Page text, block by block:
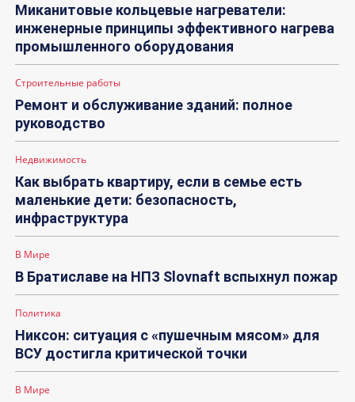
Миканитовые кольцевые нагреватели:
инженерные принципы эффективного нагрева
промышленного оборудования
Строительные работы
Ремонт и обслуживание зданий: полное
руководство
Недвижимость
Как выбрать квартиру, если в семье есть
маленькие дети: безопасность,
инфраструктура
В Мире
В Братиславе на НПЗ Slovnaft вспыхнул пожар
Политика
Никсон: ситуация с «пушечным мясом» для
ВСУ достигла критической точки
В Мире